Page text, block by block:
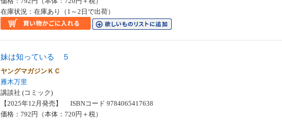
在庫状況：在庫あり（1～2日で出荷）
妹は知っている ５
ヤングマガジンＫＣ
雁木万里
講談社 (コミック)
【2025年12月発売】 ISBNコード 9784065417638
価格：792円（本体：720円＋税）